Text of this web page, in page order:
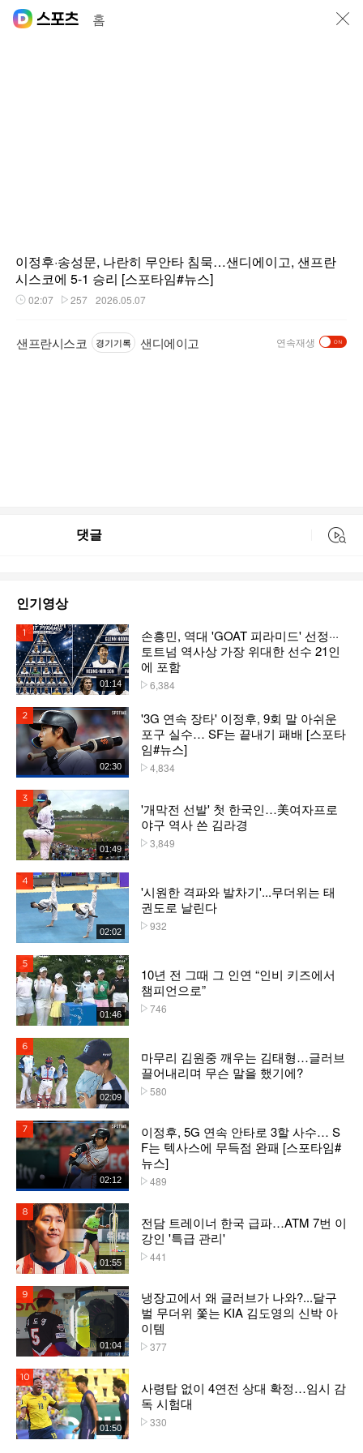
홈
이정후·송성문, 나란히 무안타 침묵…샌디에이고, 샌프란
시스코에 5-1 승리 [스포타임#뉴스]
02:07 257 2026.05.07
샌프란시스코 경기기록 샌디에이고 연속재생
댓글
인기영상
01:14
손흥민, 역대 'GOAT 피라미드' 선정···
토트넘 역사상 가장 위대한 선수 21인
에 포함
6,384
02:30
'3G 연속 장타' 이정후, 9회 말 아쉬운
포구 실수… SF는 끝내기 패배 [스포타
임#뉴스]
4,834
01:49
'개막전 선발' 첫 한국인…美여자프로
야구 역사 쓴 김라경
3,849
02:02
'시원한 격파와 발차기'...무더위는 태
권도로 날린다
932
01:46
10년 전 그때 그 인연 “인비 키즈에서
챔피언으로”
746
02:09
마무리 김원중 깨우는 김태형…글러브
끌어내리며 무슨 말을 했기에?
580
02:12
이정후, 5G 연속 안타로 3할 사수… S
F는 텍사스에 무득점 완패 [스포타임#
뉴스]
489
01:55
전담 트레이너 한국 급파…ATM 7번 이
강인 '특급 관리'
441
01:04
냉장고에서 왜 글러브가 나와?...달구
벌 무더위 쫓는 KIA 김도영의 신박 아
이템
377
01:50
사령탑 없이 4연전 상대 확정…임시 감
독 시험대
330